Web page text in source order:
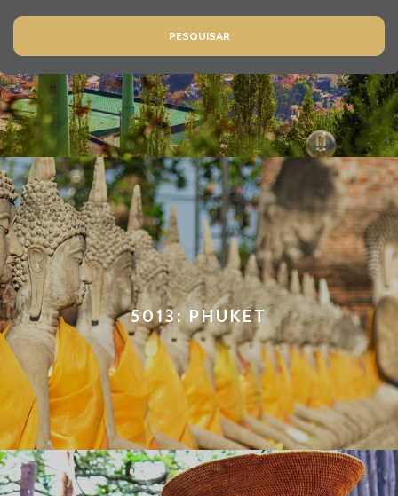
PESQUISAR
FUNCHAL
5013: PHUKET